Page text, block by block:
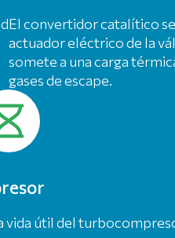
El convertidor catalítico
actuador eléctrico de la
somete a una carga
gases de escape.
vida útil del